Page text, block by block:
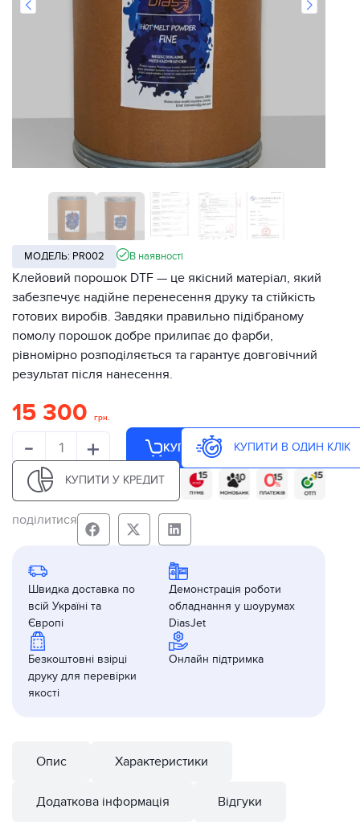
МОДЕЛЬ: PR002 В наявності
Клейовий порошок DTF — це якісний матеріал, який
забезпечує надійне перенесення друку та стійкість
готових виробів. Завдяки правильно підібраному
помолу порошок добре прилипає до фарби,
рівномірно розподіляється та гарантує довговічний
результат після нанесення.
15 300 грн.
- + КУПИТИ КУПИТИ В ОДИН КЛІК
КУПИТИ У КРЕДИТ
поділитися
Швидка доставка по
всій Україні та
Європі
Демонстрація роботи
обладнання у шоурумах
DiasJet
Безкоштовні взірці
друку для перевірки
якості
Онлайн підтримка
Опис Характеристики
Додаткова інформація Відгуки